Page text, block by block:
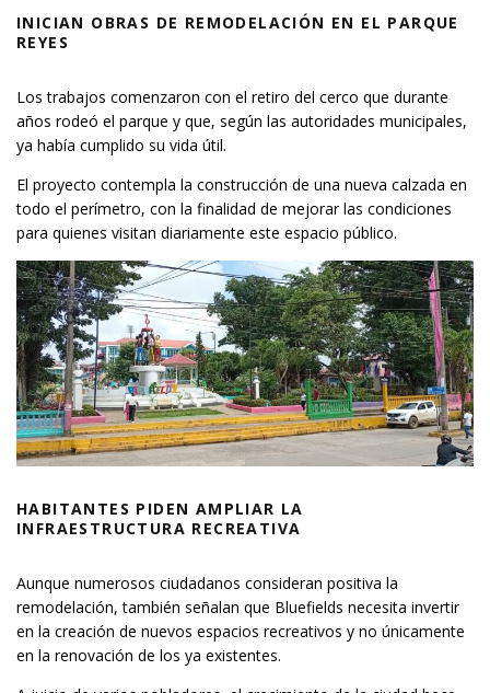
INICIAN OBRAS DE REMODELACIÓN EN EL PARQUE
REYES
Los trabajos comenzaron con el retiro del cerco que durante
años rodeó el parque y que, según las autoridades municipales,
ya había cumplido su vida útil.
El proyecto contempla la construcción de una nueva calzada en
todo el perímetro, con la finalidad de mejorar las condiciones
para quienes visitan diariamente este espacio público.
HABITANTES PIDEN AMPLIAR LA
INFRAESTRUCTURA RECREATIVA
Aunque numerosos ciudadanos consideran positiva la
remodelación, también señalan que Bluefields necesita invertir
en la creación de nuevos espacios recreativos y no únicamente
en la renovación de los ya existentes.